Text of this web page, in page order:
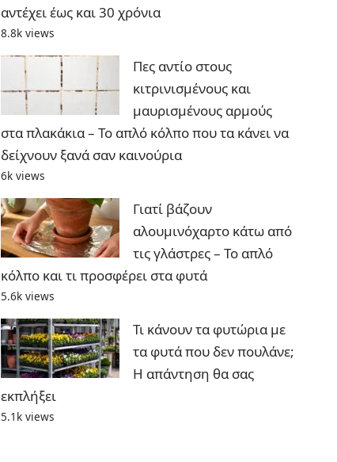
αντέχει έως και 30 χρόνια
8.8k views
Πες αντίο στους
κιτρινισμένους και
μαυρισμένους αρμούς
στα πλακάκια – Το απλό κόλπο που τα κάνει να
δείχνουν ξανά σαν καινούρια
6k views
Γιατί βάζουν
αλουμινόχαρτο κάτω από
τις γλάστρες – Το απλό
κόλπο και τι προσφέρει στα φυτά
5.6k views
Τι κάνουν τα φυτώρια με
τα φυτά που δεν πουλάνε;
Η απάντηση θα σας
εκπλήξει
5.1k views